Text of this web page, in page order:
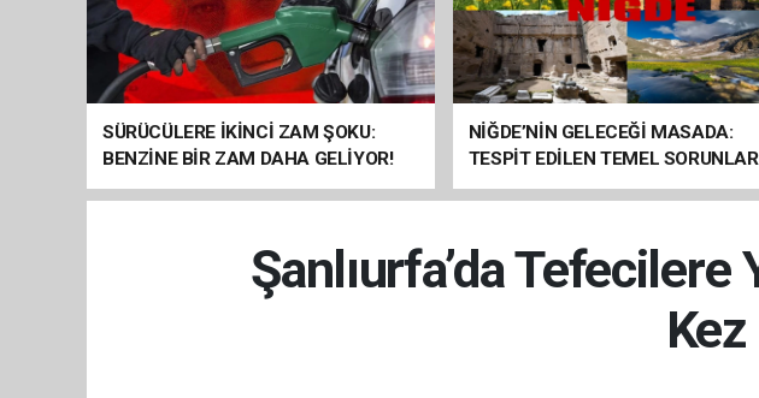
SÜRÜCÜLERE İKİNCİ ZAM ŞOKU:
BENZİNE BİR ZAM DAHA GELİYOR!
NİĞDE’NİN GELECEĞİ MASADA:
TESPİT EDİLEN TEMEL
SOMUT ÇÖZÜM ÖNERİLERİ
Şanlıurfa’da